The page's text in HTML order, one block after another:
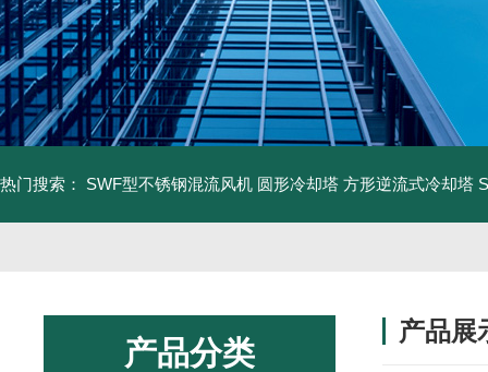
热门搜索： SWF型不锈钢混流风机 圆形冷却塔 方形逆流式冷却塔
产品分类
产品展